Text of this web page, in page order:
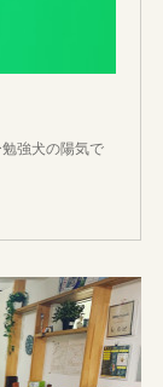
強犬の陽気で